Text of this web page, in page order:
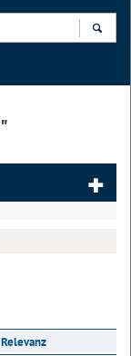
"
Relevanz